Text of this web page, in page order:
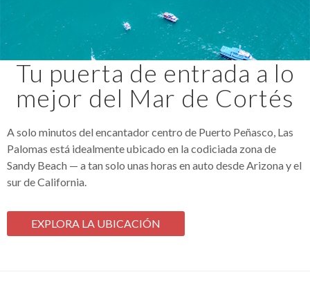
Tu puerta de entrada a lo
mejor del Mar de Cortés
A solo minutos del encantador centro de Puerto Peñasco, Las
Palomas está idealmente ubicado en la codiciada zona de
Sandy Beach — a tan solo unas horas en auto desde Arizona y el
sur de California.
EXPLORA LA UBICACIÓN